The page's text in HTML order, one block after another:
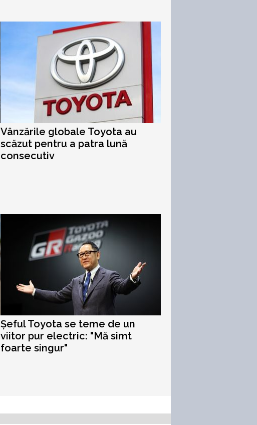
Vânzările globale Toyota au
scăzut pentru a patra lună
consecutiv
Șeful Toyota se teme de un
viitor pur electric: "Mă simt
foarte singur"